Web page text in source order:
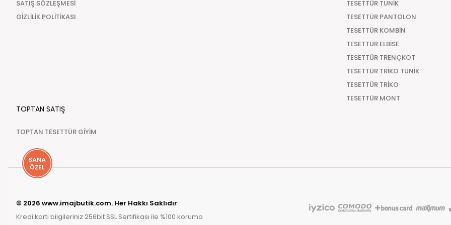
Türkiye'nin her yerine Kapıda Ödemeli sipariş
aracılık etmesi sebebiyle +29.99 TL Kapıda
Teslimat Süresi
Tüm Siparişleriniz PTT KARGO Güvencesi ile 2-5
süre 7 güne kadar uzayabilmektedir
SATIŞ SÖZLEŞMESİ
GİZLİLİK POLİTİKASI
TESETTÜR TUNİK
TESETTÜR PANTOLON
TESETTÜR KOMBİN
TESETTÜR ELBİSE
TESETTÜR TRENÇKOT
TESETTÜR TRİKO TUNİK
TESETTÜR TRİKO
TESETTÜR MONT
TOPTAN SATIŞ
TOPTAN TESETTÜR GİYİM
© 2026 www.imajbutik.com. Her Hakkı Saklıdır
Kredi kartı bilgileriniz 256bit SSL Sertifikası ile %100 koruma